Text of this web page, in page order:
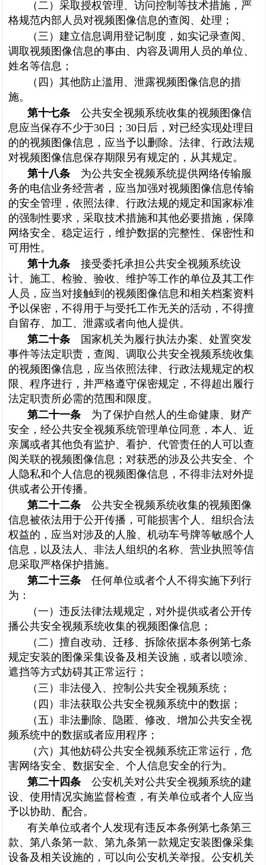
（二）采取授权管理、访问控制等技术措施，严
格规范内部人员对视频图像信息的查阅、处理；
（三）建立信息调用登记制度，如实记录查阅、
调取视频图像信息的事由、内容及调用人员的单位、
姓名等信息；
（四）其他防止滥用、泄露视频图像信息的措
施。
第十七条 公共安全视频系统收集的视频图像信
息应当保存不少于30日；30日后，对已经实现处理目
的的视频图像信息，应当予以删除。法律、行政法规
对视频图像信息保存期限另有规定的，从其规定。
第十八条 为公共安全视频系统提供网络传输服
务的电信业务经营者，应当加强对视频图像信息传输
的安全管理，依照法律、行政法规的规定和国家标准
的强制性要求，采取技术措施和其他必要措施，保障
网络安全、稳定运行，维护数据的完整性、保密性和
可用性。
第十九条 接受委托承担公共安全视频系统设
计、施工、检验、验收、维护等工作的单位及其工作
人员，应当对接触到的视频图像信息和相关档案资料
予以保密，不得用于与受托工作无关的活动，不得擅
自留存、加工、泄露或者向他人提供。
第二十条 国家机关为履行执法办案、处置突发
事件等法定职责，查阅、调取公共安全视频系统收集
的视频图像信息，应当依照法律、行政法规规定的权
限、程序进行，并严格遵守保密规定，不得超出履行
法定职责所必需的范围和限度。
第二十一条 为了保护自然人的生命健康、财产
安全，经公共安全视频系统管理单位同意，本人、近
亲属或者其他负有监护、看护、代管责任的人可以查
阅关联的视频图像信息；对获悉的涉及公共安全、个
人隐私和个人信息的视频图像信息，不得非法对外提
供或者公开传播。
第二十二条 公共安全视频系统收集的视频图像
信息被依法用于公开传播，可能损害个人、组织合法
权益的，应当对涉及的人脸、机动车号牌等敏感个人
信息，以及法人、非法人组织的名称、营业执照等信
息采取严格保护措施。
第二十三条 任何单位或者个人不得实施下列行
为：
（一）违反法律法规规定，对外提供或者公开传
播公共安全视频系统收集的视频图像信息；
（二）擅自改动、迁移、拆除依据本条例第七条
规定安装的图像采集设备及相关设施，或者以喷涂、
遮挡等方式妨碍其正常运行；
（三）非法侵入、控制公共安全视频系统；
（四）非法获取公共安全视频系统中的数据；
（五）非法删除、隐匿、修改、增加公共安全视
频系统中的数据或者应用程序；
（六）其他妨碍公共安全视频系统正常运行，危
害网络安全、数据安全、个人信息安全的行为。
第二十四条 公安机关对公共安全视频系统的建
设、使用情况实施监督检查，有关单位或者个人应当
予以协助、配合。
有关单位或者个人发现有违反本条例第七条第三
款、第八条第一款、第九条第一款规定安装图像采集
设备及相关设施的，可以向公安机关举报。公安机关